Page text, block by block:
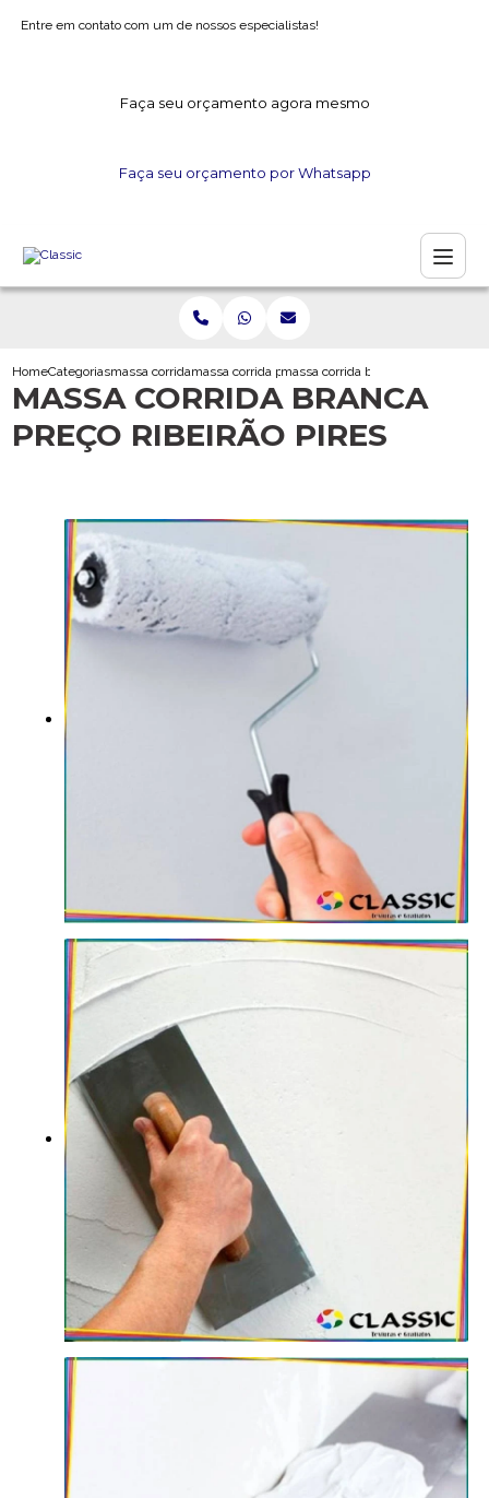
Entre em contato com um de nossos especialistas!
Faça seu orçamento agora mesmo
Faça seu orçamento por Whatsapp
HomeCategoriasmassa corridamassa corrida para forro de gesso
massa corrida branca preco
MASSA CORRIDA BRANCA
PREÇO RIBEIRÃO PIRES